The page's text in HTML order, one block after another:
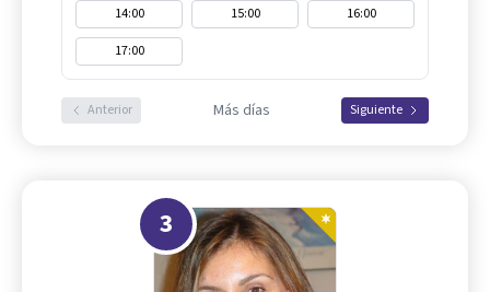
14:00 15:00
16:00
17:00
Anterior Más días Siguiente
3